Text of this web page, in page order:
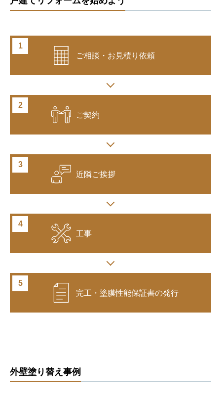
ご相談・ お見積り依頼
ご契約
近隣ご挨拶
工事
完工・塗膜性能保証書の発行
外壁塗り替え事例